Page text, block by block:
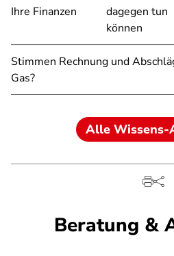
Ihre Finanzen
dagegen tun
können
Stimmen Rechnung und
Gas?
Alle
Beratung &